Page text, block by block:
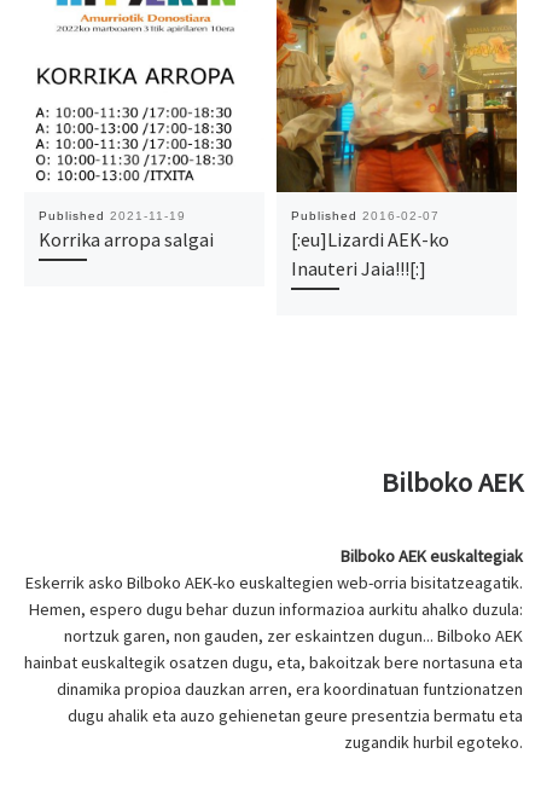
Published 2021-11-19
Korrika arropa salgai
Published 2016-02-07
[:eu]Lizardi AEK-ko
Inauteri Jaia!!![:]
Bilboko AEK
Bilboko AEK euskaltegiak
Eskerrik asko Bilboko AEK-ko euskaltegien web-orria bisitatzeagatik.
Hemen, espero dugu behar duzun informazioa aurkitu ahalko duzula:
nortzuk garen, non gauden, zer eskaintzen dugun... Bilboko AEK
hainbat euskaltegik osatzen dugu, eta, bakoitzak bere nortasuna eta
dinamika propioa dauzkan arren, era koordinatuan funtzionatzen
dugu ahalik eta auzo gehienetan geure presentzia bermatu eta
zugandik hurbil egoteko.